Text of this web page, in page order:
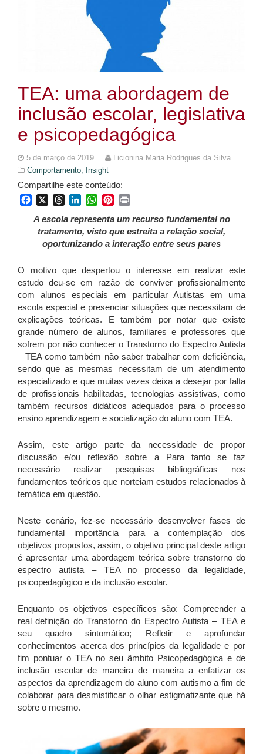
TEA: uma abordagem de
inclusão escolar, legislativa
e psicopedagógica
5 de março de 2019
Licionina Maria Rodrigues da Silva
Comportamento, Insight
Compartilhe este conteúdo:
FacebookThreadsLinkedInWhatsApp
Pinterest
A escola representa um recurso fundamental no
tratamento, visto que estreita a relação social,
oportunizando a interação entre seus pares
O motivo que despertou o interesse em realizar este
estudo deu-se em razão de conviver profissionalmente
com alunos especiais em particular Autistas em uma
escola especial e presenciar situações que necessitam de
explicações teóricas. E também por notar que existe
grande número de alunos, familiares e professores que
sofrem por não conhecer o Transtorno do Espectro Autista
– TEA como também não saber trabalhar com deficiência,
sendo que as mesmas necessitam de um atendimento
especializado e que muitas vezes deixa a desejar por falta
de profissionais habilitadas, tecnologias assistivas, como
também recursos didáticos adequados para o processo
ensino aprendizagem e socialização do aluno com TEA.
Assim, este artigo parte da necessidade de propor
discussão e/ou reflexão sobre a Para tanto se faz
necessário realizar pesquisas bibliográficas nos
fundamentos teóricos que norteiam estudos relacionados à
temática em questão.
Neste cenário, fez-se necessário desenvolver fases de
fundamental importância para a contemplação dos
objetivos propostos, assim, o objetivo principal deste artigo
é apresentar uma abordagem teórica sobre transtorno do
espectro autista – TEA no processo da legalidade,
psicopedagógico e da inclusão escolar.
Enquanto os objetivos específicos são: Compreender a
real definição do Transtorno do Espectro Autista – TEA e
seu quadro sintomático; Refletir e aprofundar
conhecimentos acerca dos princípios da legalidade e por
fim pontuar o TEA no seu âmbito Psicopedagógica e de
inclusão escolar de maneira de maneira a enfatizar os
aspectos da aprendizagem do aluno com autismo a fim de
colaborar para desmistificar o olhar estigmatizante que há
sobre o mesmo.